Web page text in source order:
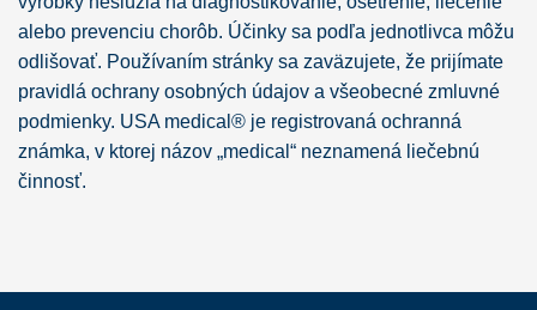
alebo prevenciu chorôb. Účinky sa podľa jednotlivca môžu
odlišovať. Používaním stránky sa zaväzujete, že prijímate
pravidlá ochrany osobných údajov a všeobecné zmluvné
podmienky. USA medical® je registrovaná ochranná
známka, v ktorej názov „medical“ neznamená liečebnú
činnosť.